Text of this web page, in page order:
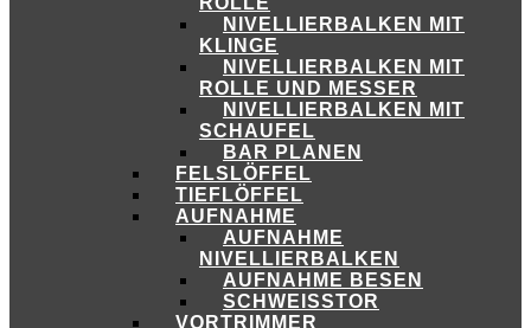
NIVELLIERBALKEN MIT
KLINGE
NIVELLIERBALKEN MIT
ROLLE UND MESSER
NIVELLIERBALKEN MIT
SCHAUFEL
BAR PLANEN
FELSLÖFFEL
TIEFLÖFFEL
AUFNAHME
AUFNAHME
NIVELLIERBALKEN
AUFNAHME BESEN
SCHWEISSTOR
VORTRIMMER